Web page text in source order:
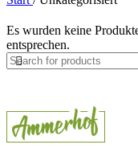
Es wurden keine
entsprechen.